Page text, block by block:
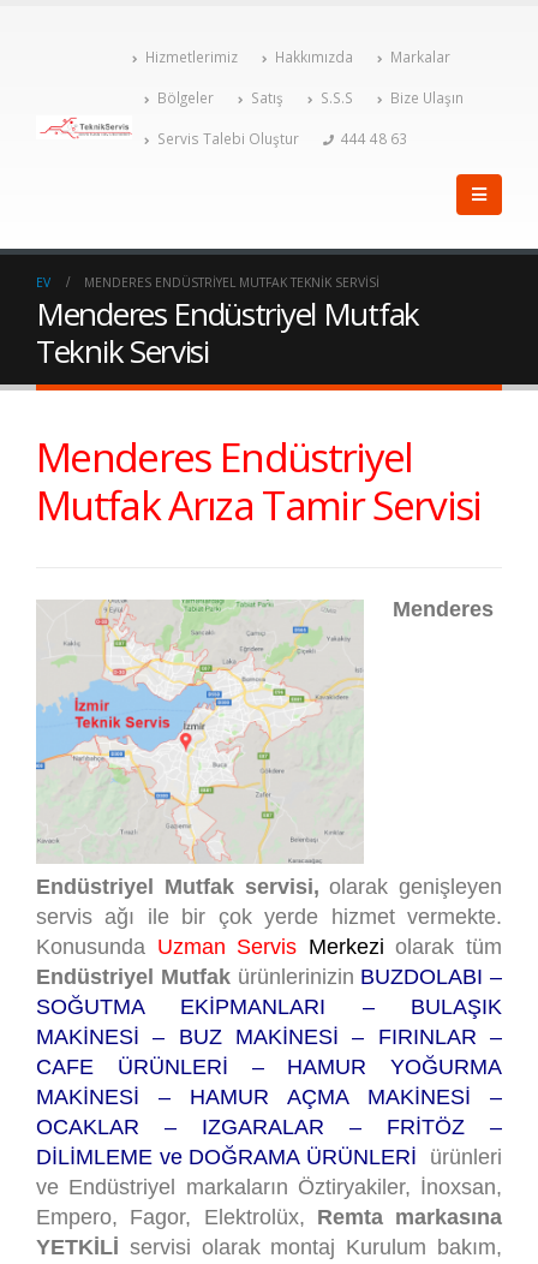
Hizmetlerimiz Hakkımızda Markalar
Bölgeler Satış S.S.S Bize Ulaşın
Servis Talebi Oluştur 444 48 63
EV MENDERES ENDÜSTRIYEL MUTFAK TEKNIK SERVISI
Menderes Endüstriyel Mutfak
Teknik Servisi
Menderes Endüstriyel
Mutfak Arıza Tamir Servisi
Menderes
Endüstriyel Mutfak servisi,olarak genişleyen
servis ağı ile bir çok yerde hizmet vermekte.
Konusunda Uzman Servis Merkezi olarak tüm
Endüstriyel Mutfakürünlerinizin BUZDOLABI –
SOĞUTMA EKİPMANLARI – BULAŞIK
MAKİNESİ – BUZ MAKİNESİ – FIRINLAR –
CAFE ÜRÜNLERİ – HAMUR YOĞURMA
MAKİNESİ – HAMUR AÇMA MAKİNESİ –
OCAKLAR – IZGARALAR – FRİTÖZ –
DİLİMLEME ve DOĞRAMA ÜRÜNLERİ
ürünleri
ve Endüstriyel markaların Öztiryakiler, İnoxsan,
Empero, Fagor, Elektrolüx, Remta markasına
YETKİLİ servisi olarak montaj Kurulum bakım,